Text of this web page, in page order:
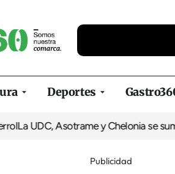
Deportes
Asotrame y Chelonia se suman al
Publicidad